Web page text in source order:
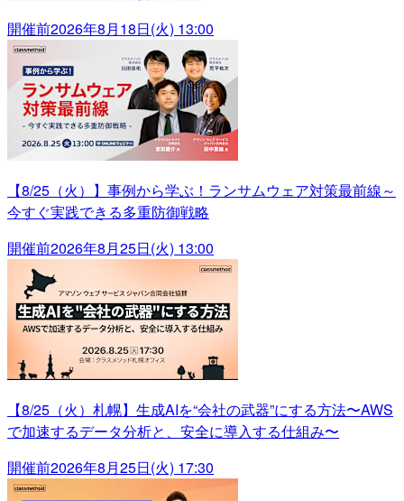
開催前2026年8月18日(火) 13:00
【8/25（火）】事例から学ぶ！ランサムウェア対策最前線～
今すぐ実践できる多重防御戦略
開催前2026年8月25日(火) 13:00
【8/25（火）札幌】生成AIを“会社の武器”にする方法〜AWS
で加速するデータ分析と、安全に導入する仕組み〜
開催前2026年8月25日(火) 17:30